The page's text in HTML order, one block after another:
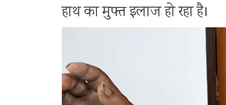
हाथ का मुफ्त इलाज हो रहा है।